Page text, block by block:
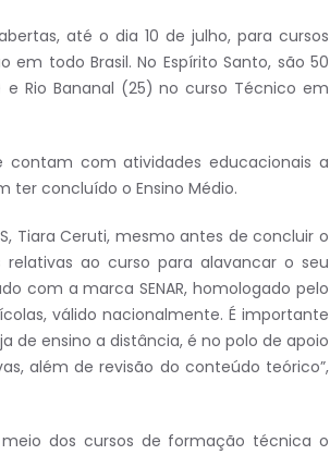
até o dia 10 de julho, para cursos
todo Brasil. No Espírito Santo, são 50
Rio Bananal (25) no curso Técnico em
com atividades educacionais a
ter concluído o Ensino Médio.
Tiara Ceruti, mesmo antes de concluir o
ao curso para alavancar o seu
com a marca SENAR, homologado pelo
válido nacionalmente. É importante
de ensino a distância, é no polo de apoio
além de revisão do conteúdo teórico”,
meio dos cursos de formação técnica o